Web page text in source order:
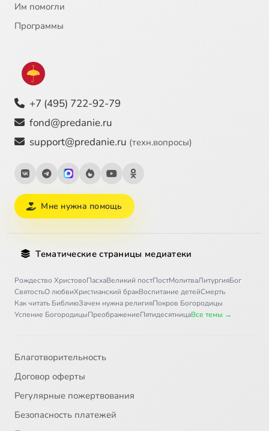
Им помогли
Программы
+7 (495) 722-92-79
fond@predanie.ru
support@predanie.ru (техн.вопросы)
Мне нужна помощь
Тематические страницы медиатеки
Рождество ХристовоПасхаВеликий постПостМолитваЛитургияБог
СвятостьО любвиХристианский бракВоспитание детейСмерть
Как читать БиблиюЗачем нужна религияПокров Богородицы
Успение БогородицыПреображениеПятидесятницаВсе темы →
Благотворительность
Договор оферты
Регулярные пожертвования
Безопасность платежей